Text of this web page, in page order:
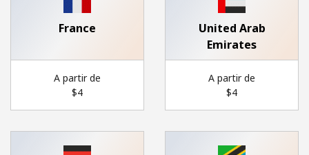
Continuar con
France
A partir de
⁦$4⁩
United Arab
Emirates
A partir de
⁦$4⁩